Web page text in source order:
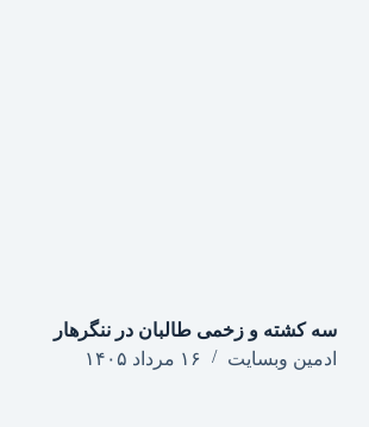
سه کشته و زخمی طالبان در ننگرهار
ادمین وبسایت
۱۶ مرداد ۱۴۰۵